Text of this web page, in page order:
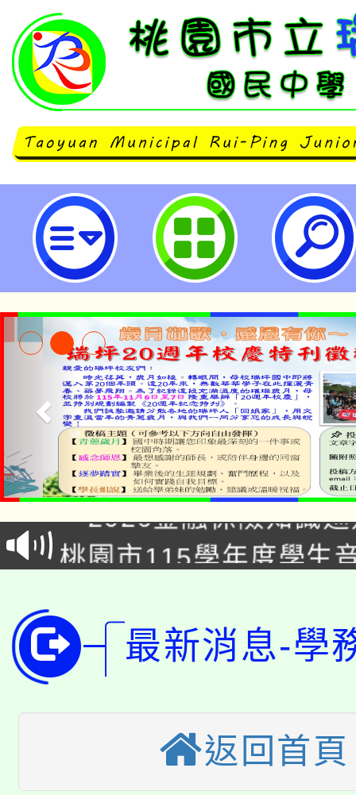
主旨：轉知基礎忠恕道院辦理「
活動」一案 ，詳如說明，並請踴
照。-桃園市立瑞坪國民中學
公告本校115學年度第
代理(課)教師甄選結果(
「2026金融保險知識
車」活動
桃園市115學年度學生
代理(課)教師甄選結果(
公告本校115學年度第
代理(課)教師甄選結果(
轉知中國文化大學推廣
《TA101》溝通分析基
程，歡迎學生輔導中心
轉知苗栗縣政府辦理
縣市「校園短影音徵
桃園市115學年度學生
「桃園市補助參觀特色
最新消息-學
返回首頁